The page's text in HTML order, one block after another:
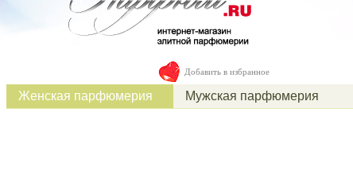
Добавить в избранное
Женская парфюмерия Мужская парфюмерия